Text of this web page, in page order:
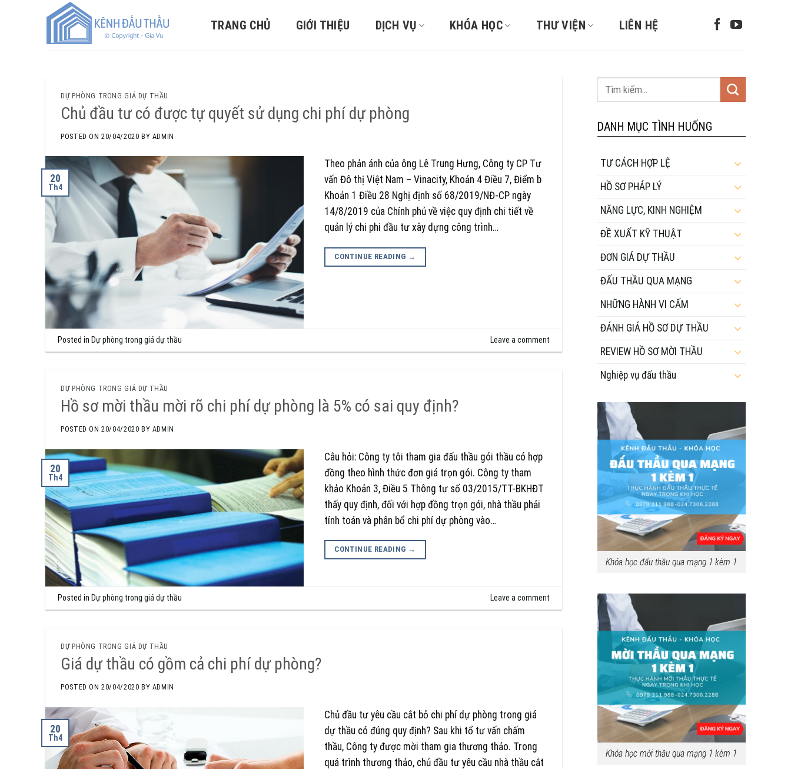
TRANG CHỦ GIỚI THIỆU DỊCH VỤ KHÓA HỌC THƯ VIỆN LIÊN HỆ
DỰ PHÒNG TRONG GIÁ DỰ THẦU
Chủ đầu tư có được tự quyết sử dụng chi phí dự phòng
POSTED ON20/04/2020 BY ADMIN
20
Th4
Theo phản ánh của ông Lê Trung Hưng, Công ty CP Tư
vấn Đô thị Việt Nam – Vinacity, Khoản 4 Điều 7, Điểm b
Khoản 1 Điều 28 Nghị định số 68/2019/NĐ-CP ngày
14/8/2019 của Chính phủ về việc quy định chi tiết về
quản lý chi phi đầu tư xây dựng công trình…
CONTINUE READING →
Posted in Dự phòng trong giá dự thầu Leave a comment
DỰ PHÒNG TRONG GIÁ DỰ THẦU
Hồ sơ mời thầu mời rõ chi phí dự phòng là 5% có sai quy định?
POSTED ON20/04/2020 BY ADMIN
20
Th4
Câu hỏi: Công ty tôi tham gia đấu thầu gói thầu có hợp
đồng theo hình thức đơn giá trọn gói. Công ty tham
khảo Khoản 3, Điều 5 Thông tư số 03/2015/TT-BKHĐT
thấy quy định, đối với hợp đồng trọn gói, nhà thầu phải
tính toán và phân bổ chi phí dự phòng vào…
CONTINUE READING →
Posted in Dự phòng trong giá dự thầu Leave a comment
DỰ PHÒNG TRONG GIÁ DỰ THẦU
Giá dự thầu có gồm cả chi phí dự phòng?
POSTED ON20/04/2020 BY ADMIN
20
Th4
Chủ đầu tư yêu cầu cắt bỏ chi phí dự phòng trong giá
dự thầu có đúng quy định? Sau khi tổ tư vấn chấm
thầu, Công ty được mời tham gia thương thảo. Trong
quá trình thương thảo, chủ đầu tư yêu cầu nhà thầu cắt
DANH MỤC TÌNH HUỐNG
TƯ CÁCH HỢP LỆ
HỒ SƠ PHÁP LÝ
NĂNG LỰC, KINH NGHIỆM
ĐỀ XUẤT KỸ THUẬT
ĐƠN GIÁ DỰ THẦU
ĐẤU THẦU QUA MẠNG
NHỮNG HÀNH VI CẤM
ĐÁNH GIÁ HỒ SƠ DỰ THẦU
REVIEW HỒ SƠ MỜI THẦU
Nghiệp vụ đấu thầu
Khóa học đấu thầu qua mạng 1 kèm 1
Khóa học mời thầu qua mạng 1 kèm 1